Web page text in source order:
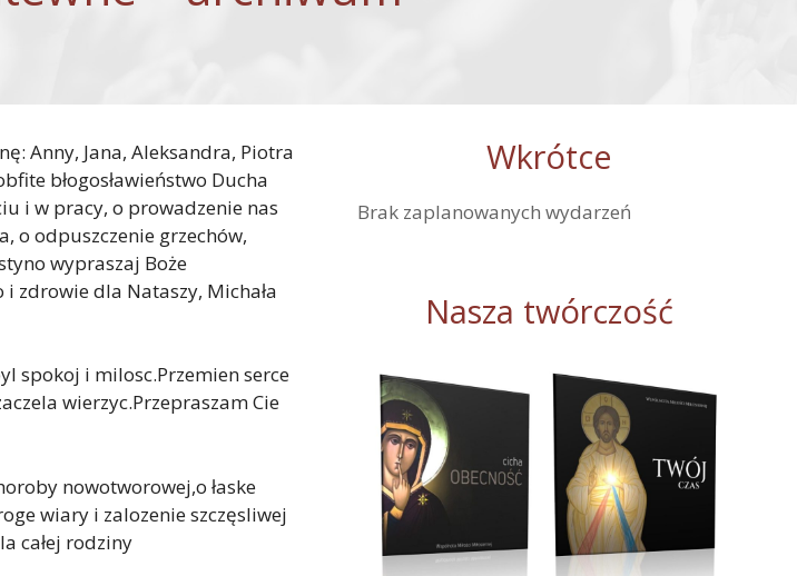
Anny, Jana, Aleksandra, Piotra
błogosławieństwo Ducha
i w pracy, o prowadzenie nas
o odpuszczenie grzechów,
wypraszaj Boże
i zdrowie dla Nataszy, Michała
spokoj i milosc.Przemien serce
wierzyc.Przepraszam Cie
nowotworowej,o łaske
wiary i zalozenie szczęsliwej
całej rodziny
Wkrótce
Brak zaplanowanych wydarzeń
Nasza twórczość